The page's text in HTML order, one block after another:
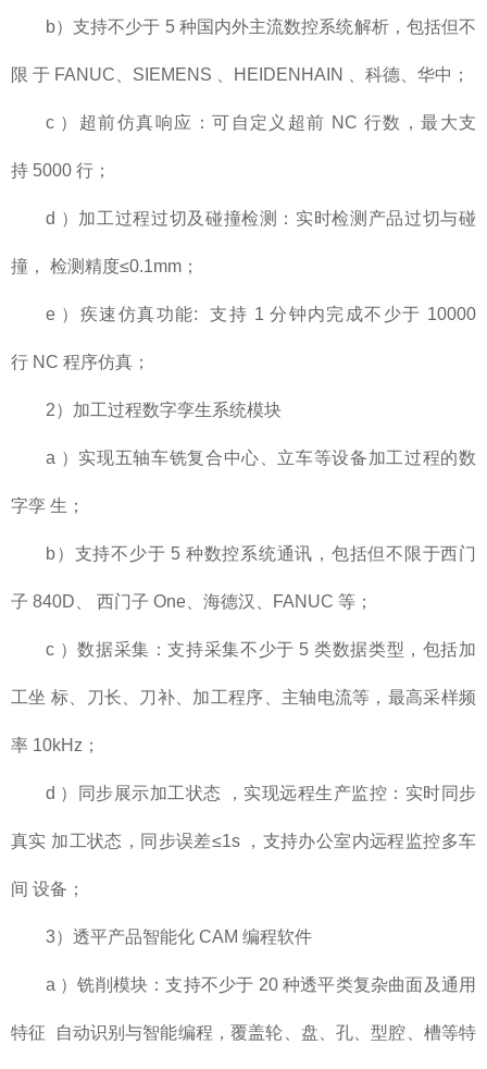
b）支持不少于 5 种国内外主流数控系统解析，包括但不
限 于 FANUC、SIEMENS 、HEIDENHAIN 、科德、华中；
c ）超前仿真响应：可自定义超前 NC 行数，最大支
持 5000 行；
d ）加工过程过切及碰撞检测：实时检测产品过切与碰
撞， 检测精度≤0.1mm；
e ）疾速仿真功能: 支持 1 分钟内完成不少于 10000
行 NC 程序仿真；
2）加工过程数字孪生系统模块
a ）实现五轴车铣复合中心、立车等设备加工过程的数
字孪 生；
b）支持不少于 5 种数控系统通讯，包括但不限于西门
子 840D、 西门子 One、海德汉、FANUC 等；
c ）数据采集：支持采集不少于 5 类数据类型，包括加
工坐 标、刀长、刀补、加工程序、主轴电流等，最高采样频
率 10kHz；
d ）同步展示加工状态 ，实现远程生产监控：实时同步
真实 加工状态，同步误差≤1s ，支持办公室内远程监控多车
间 设备；
3）透平产品智能化 CAM 编程软件
a ）铣削模块：支持不少于 20 种透平类复杂曲面及通用
特征 自动识别与智能编程，覆盖轮、盘、孔、型腔、槽等特